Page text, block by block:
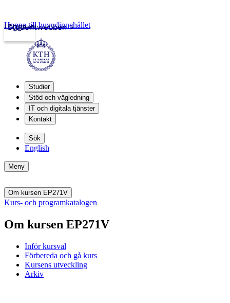
Studentwebben
Logga in
Hoppa till huvudinnehållet
Studier
Stöd och vägledning
IT och digitala tjänster
Kontakt
Sök
English
Meny
Om kursen EP271V
Kurs- och programkatalogen
Om kursen EP271V
Inför kursval
Förbereda och gå kurs
Kursens utveckling
Arkiv